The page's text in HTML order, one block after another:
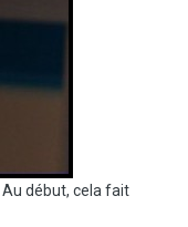
début, cela fait